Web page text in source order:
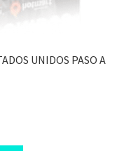
UNIDOS PASO A